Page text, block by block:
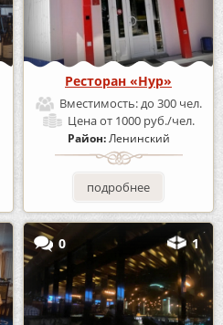
Ресторан «Нур»
Вместимость: до 300 чел.
Ценаот 1000 руб./чел.
Район:Ленинский
подробнее
0 1